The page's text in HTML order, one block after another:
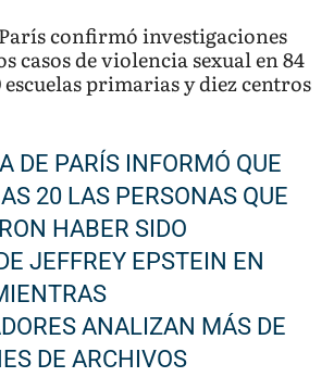
confirmó investigaciones
casos de violencia sexual en 84
primarias y diez centros
DE PARÍS INFORMÓ QUE
20 LAS PERSONAS QUE
HABER SIDO
JEFFREY EPSTEIN EN
ANALIZAN MÁS DE
DE ARCHIVOS